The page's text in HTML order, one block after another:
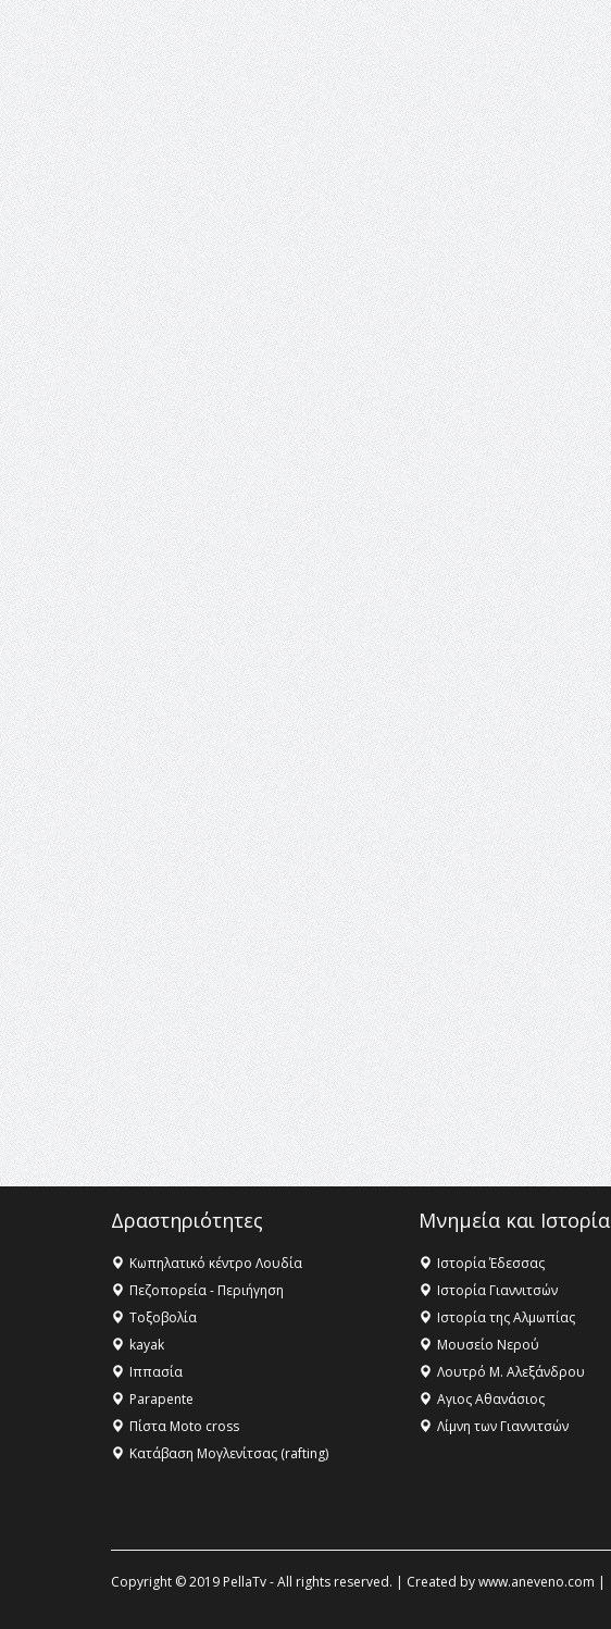
Δραστηριότητες
Κωπηλατικό κέντρο Λουδία
Πεζοπορεία - Περιήγηση
Τοξοβολία
kayak
Ιππασία
Parapente
Πίστα Moto cross
Κατάβαση Μογλενίτσας (rafting)
Μνημεία και Ιστορία
Ιστορία Έδεσσας
Ιστορία Γιαννιτσών
Ιστορία της Αλμωπίας
Μουσείο Νερού
Λουτρό Μ. Αλεξάνδρου
Αγιος Αθανάσιος
Λίμνη των Γιαννιτσών
Copyright © 2019 PellaTv - All rights reserved. | Created bywww.aneveno.com |